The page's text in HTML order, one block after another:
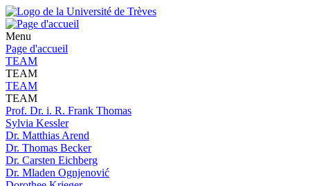
Menu
Page d'accueil
TEAM
TEAM
TEAM
TEAM
Prof. Dr. i. R. Frank Thomas
Sylvia Kessler
Dr. Matthias Arend
Dr. Thomas Becker
Dr. Carsten Eichberg
Dr. Mladen Ognjenović